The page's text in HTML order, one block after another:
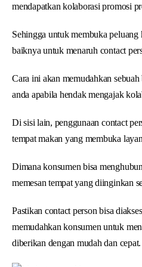
mendapatkan kolaborasi promosi
Sehingga untuk membuka peluang
baiknya untuk menaruh contact
Cara ini akan memudahkan
anda apabila hendak mengajak
Di sisi lain, penggunaan contact
tempat makan yang membuka
Dimana konsumen bisa
memesan tempat yang diinginkan
Pastikan contact person bisa
memudahkan konsumen untuk
diberikan dengan mudah dan cepat.